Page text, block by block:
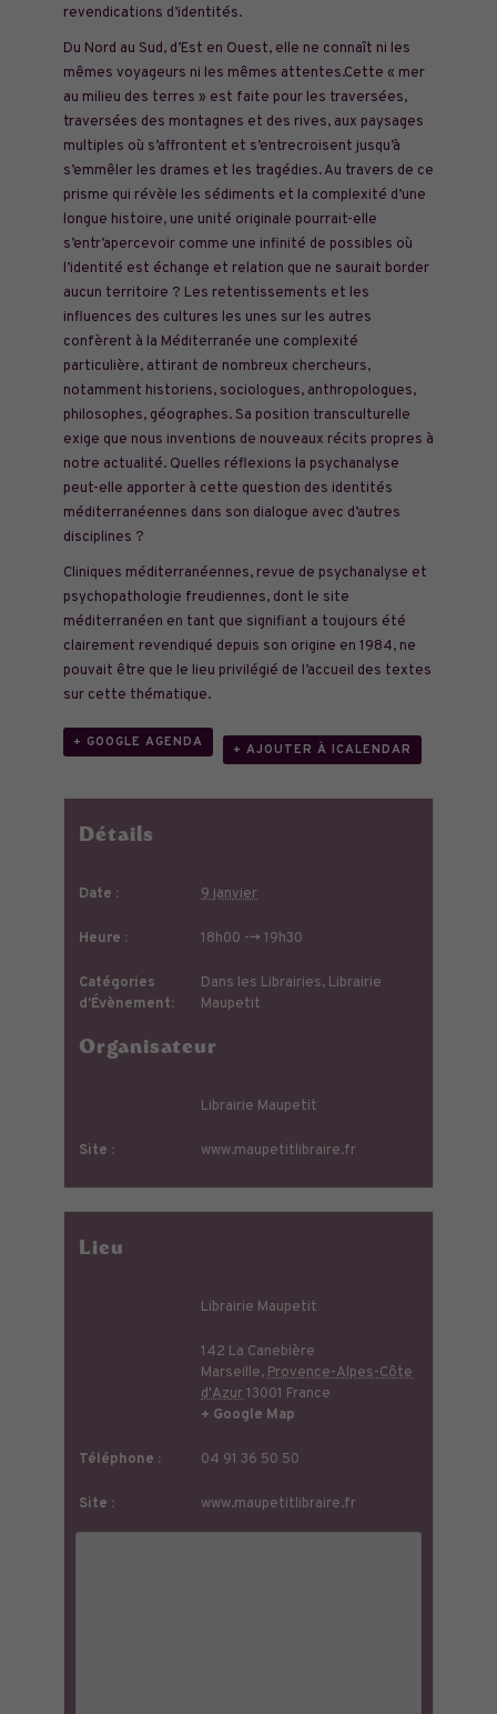
revendications d’identités.
Du Nord au Sud, d’Est en Ouest, elle ne connaît ni les
mêmes voyageurs ni les mêmes attentes.Cette « mer
au milieu des terres » est faite pour les traversées,
traversées des montagnes et des rives, aux paysages
multiples où s’affrontent et s’entrecroisent jusqu’à
s’emmêler les drames et les tragédies. Au travers de ce
prisme qui révèle les sédiments et la complexité d’une
longue histoire, une unité originale pourrait-elle
s’entr’apercevoir comme une infinité de possibles où
l’identité est échange et relation que ne saurait border
aucun territoire ? Les retentissements et les
influences des cultures les unes sur les autres
confèrent à la Méditerranée une complexité
particulière, attirant de nombreux chercheurs,
notamment historiens, sociologues, anthropologues,
philosophes, géographes. Sa position transculturelle
exige que nous inventions de nouveaux récits propres à
notre actualité. Quelles réflexions la psychanalyse
peut-elle apporter à cette question des identités
méditerranéennes dans son dialogue avec d’autres
disciplines ?
Cliniques méditerranéennes, revue de psychanalyse et
psychopathologie freudiennes, dont le site
méditerranéen en tant que signifiant a toujours été
clairement revendiqué depuis son origine en 1984, ne
pouvait être que le lieu privilégié de l’accueil des textes
sur cette thématique.
+ GOOGLE AGENDA
+ AJOUTER À ICALENDAR
Détails
Date : 9 janvier
Heure : 18h00 --> 19h30
Catégories
d’Évènement:
Dans les Librairies, Librairie
Maupetit
Organisateur
Librairie Maupetit
Site : www.maupetitlibraire.fr
Lieu
Librairie Maupetit
142 La Canebière
Marseille, Provence-Alpes-Côte
d'Azur13001 France
+ Google Map
Téléphone : 04 91 36 50 50
Site : www.maupetitlibraire.fr